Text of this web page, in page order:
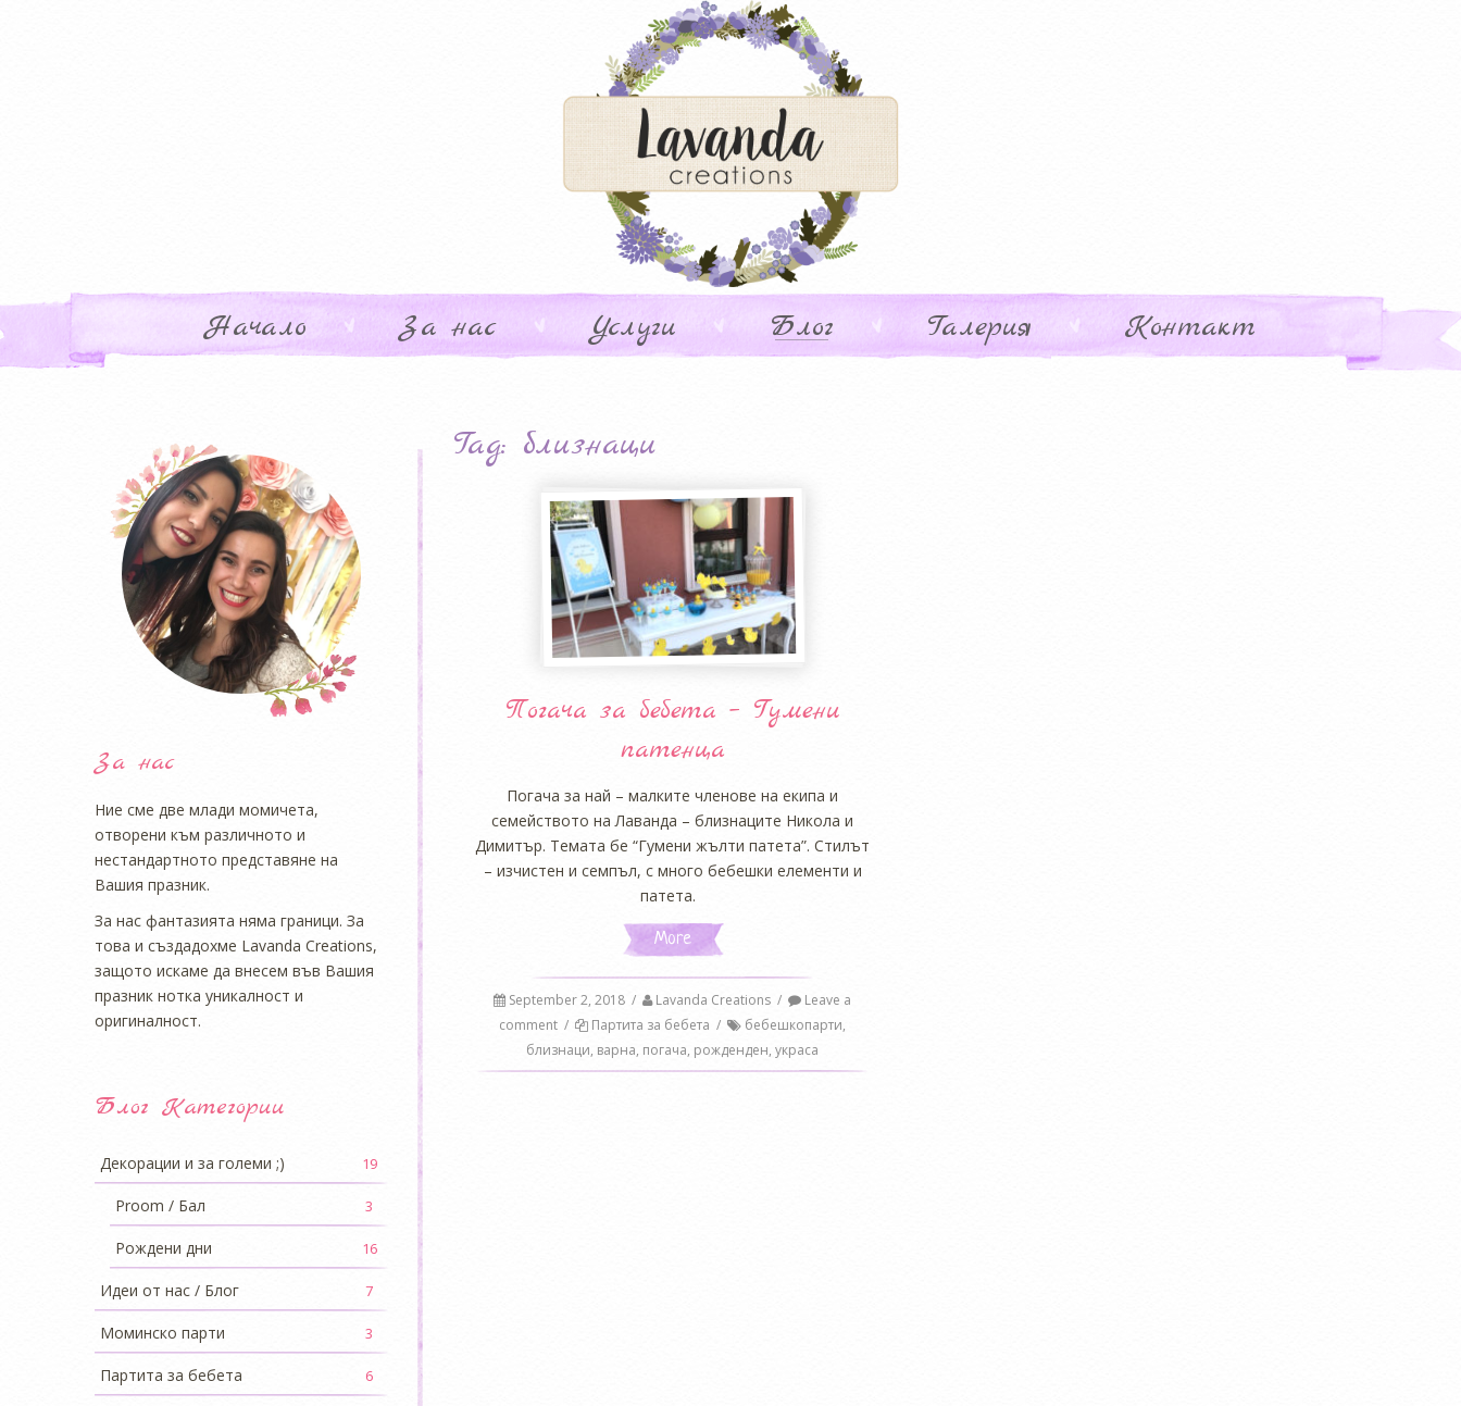
Начало За нас Услуги Блог Галерия Контакт
Tag: близнаци
Погача за бебета – Гумени
патенца
Погача за най – малките членове на екипа и
семейството на Лаванда – близнаците Никола и
Димитър. Темата бе “Гумени жълти патета”. Стилът
– изчистен и семпъл, с много бебешки елементи и
патета.
More
September 2, 2018 / Lavanda Creations /
Leave a
comment / Партита за бебета / бебешкопарти,
близнаци, варна, погача, рожденден,украса
За нас
Ние сме две млади момичета,
отворени към различното и
нестандартното представяне на
Вашия празник.
За нас фантазията няма граници. За
това и създадохме Lavanda Creations,
защото искаме да внесем във Вашия
празник нотка уникалност и
оригиналност.
Блог Категории
Декорации и за големи ;) 19
Proom / Бал 3
Рождени дни 16
Идеи от нас / Блог 7
Моминско парти 3
Партита за бебета 6